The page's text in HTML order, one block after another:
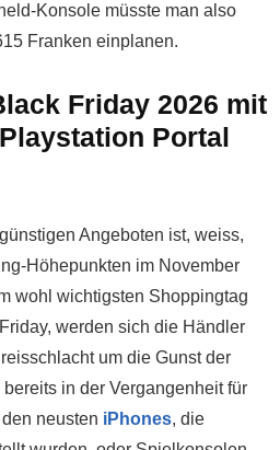
Konsole müsste man also
Franken einplanen.
Friday 2026 mit
Portal
Angeboten ist, weiss,
Höhepunkten im November
wohl wichtigsten Shoppingtag
werden sich die Händler
um die Gunst der
in der Vergangenheit für
neusten iPhones, die